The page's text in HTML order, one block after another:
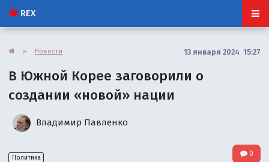
REX
» Новости 13 января 2024 15:27
В Южной Корее заговорили о
создании «новой» нации
Владимир Павленко
Политика 0